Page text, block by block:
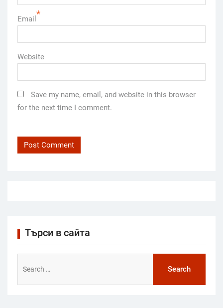
Email *
Website
Save my name, email, and website in this browser
for the next time I comment.
Търси в сайта
for: